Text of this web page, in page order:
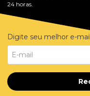
24 horas.
Digite seu melhor e-mail